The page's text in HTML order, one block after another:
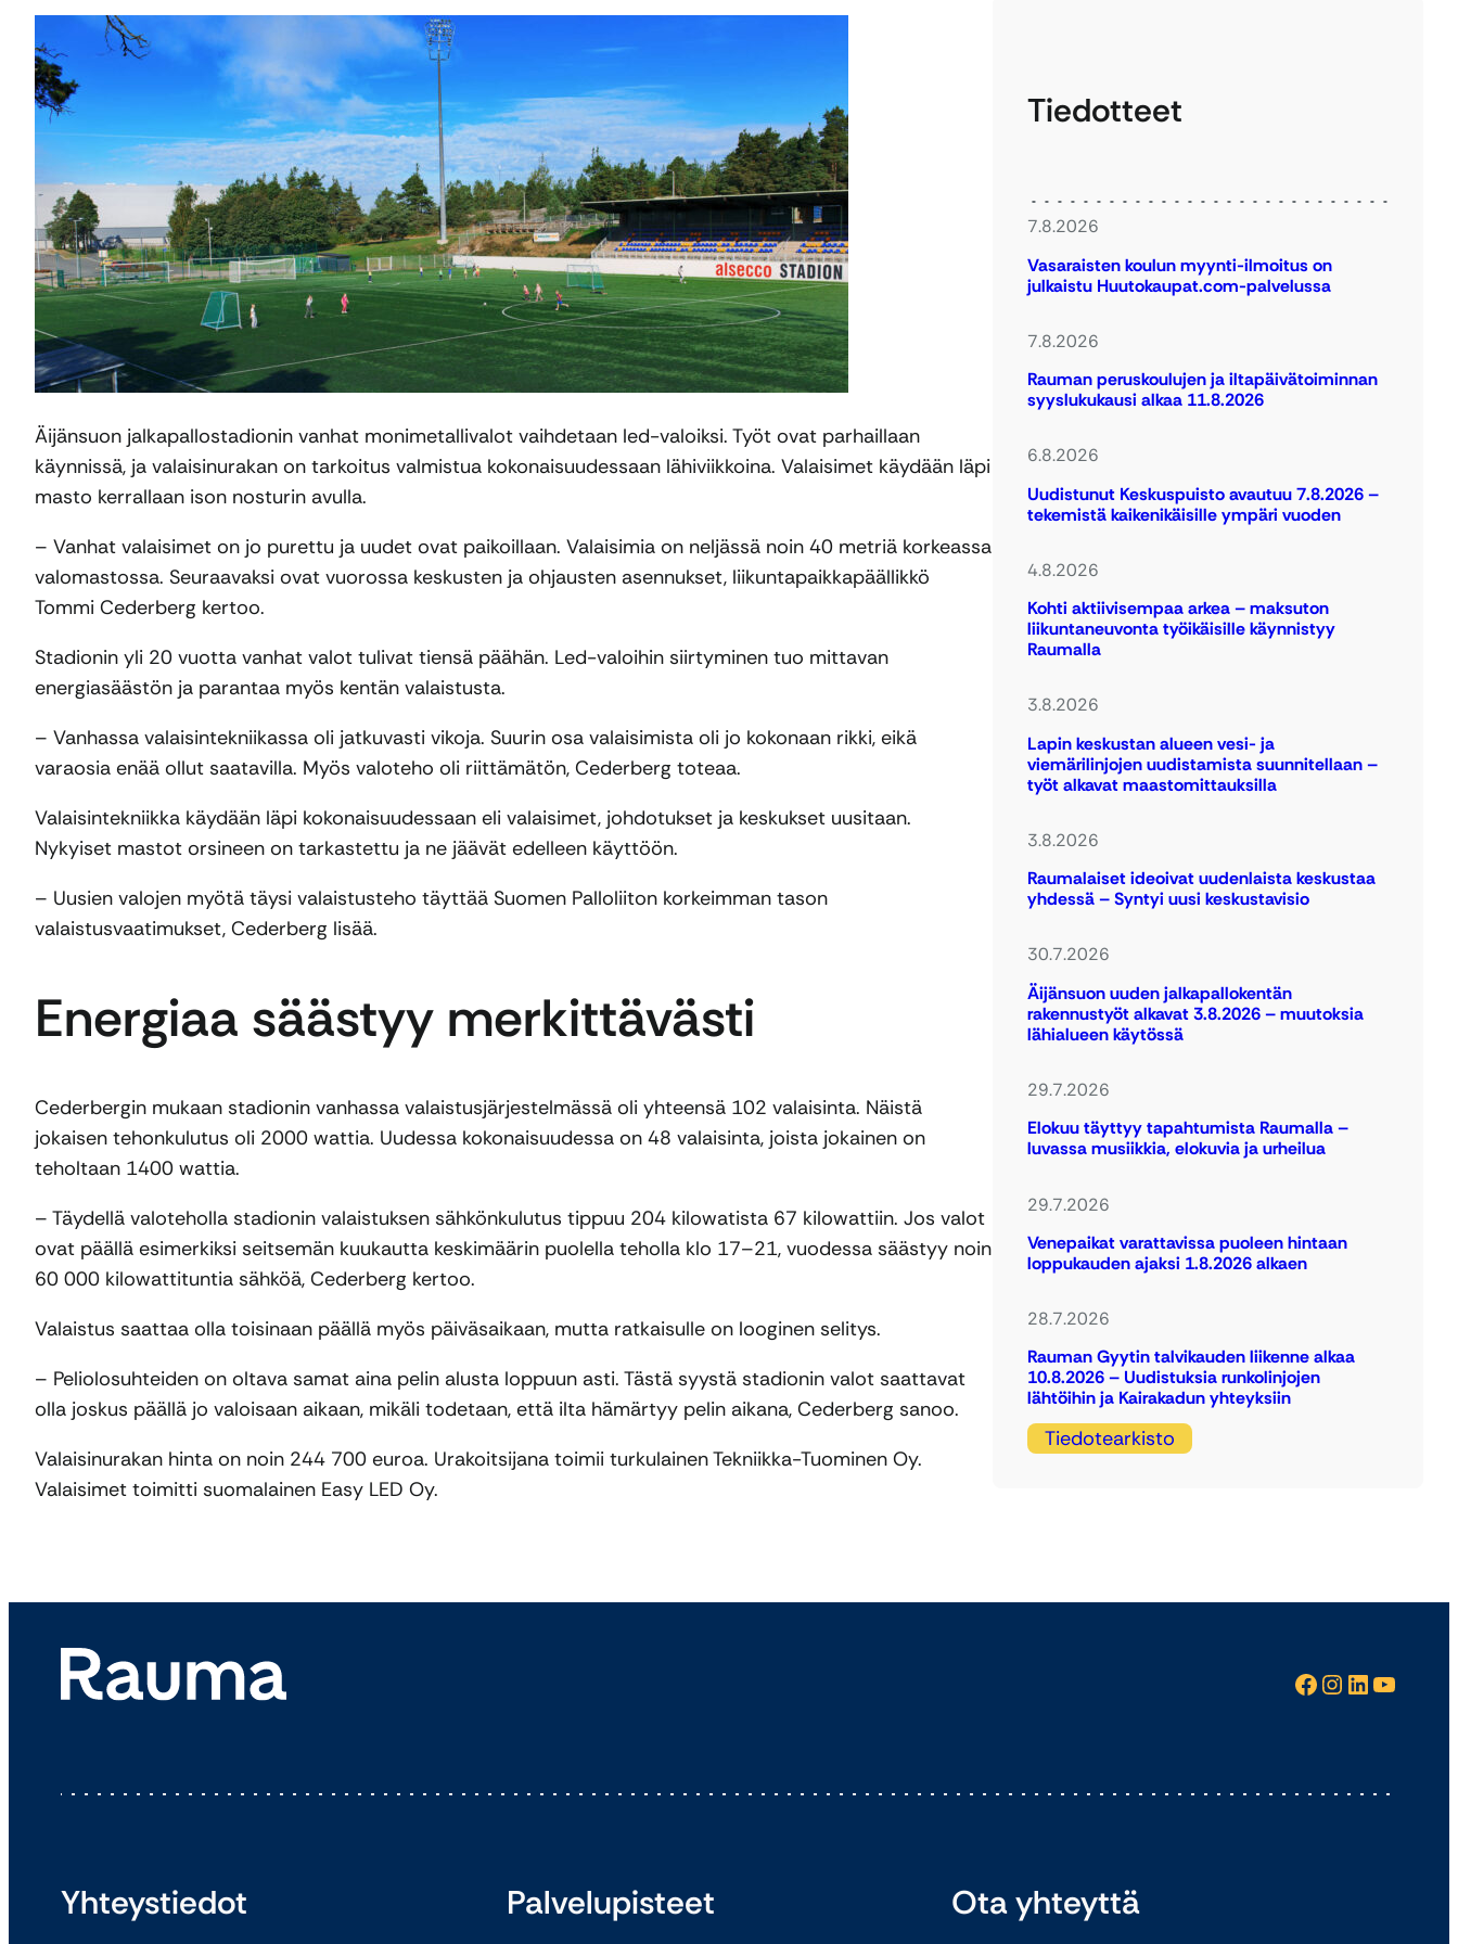
Äijänsuon jalkapallostadionin vanhat monimetallivalot vaihdetaan led-valoiksi. Työt ovat parhaillaan
käynnissä, ja valaisinurakan on tarkoitus valmistua kokonaisuudessaan lähiviikkoina. Valaisimet käydään läpi
masto kerrallaan ison nosturin avulla.
– Vanhat valaisimet on jo purettu ja uudet ovat paikoillaan. Valaisimia on neljässä noin 40 metriä korkeassa
valomastossa. Seuraavaksi ovat vuorossa keskusten ja ohjausten asennukset, liikuntapaikkapäällikkö
Tommi Cederberg kertoo.
Stadionin yli 20 vuotta vanhat valot tulivat tiensä päähän. Led-valoihin siirtyminen tuo mittavan
energiasäästön ja parantaa myös kentän valaistusta.
– Vanhassa valaisintekniikassa oli jatkuvasti vikoja. Suurin osa valaisimista oli jo kokonaan rikki, eikä
varaosia enää ollut saatavilla. Myös valoteho oli riittämätön, Cederberg toteaa.
Valaisintekniikka käydään läpi kokonaisuudessaan eli valaisimet, johdotukset ja keskukset uusitaan.
Nykyiset mastot orsineen on tarkastettu ja ne jäävät edelleen käyttöön.
– Uusien valojen myötä täysi valaistusteho täyttää Suomen Palloliiton korkeimman tason
valaistusvaatimukset, Cederberg lisää.
Energiaa säästyy merkittävästi
Cederbergin mukaan stadionin vanhassa valaistusjärjestelmässä oli yhteensä 102 valaisinta. Näistä
jokaisen tehonkulutus oli 2000 wattia. Uudessa kokonaisuudessa on 48 valaisinta, joista jokainen on
teholtaan 1400 wattia.
– Täydellä valoteholla stadionin valaistuksen sähkönkulutus tippuu 204 kilowatista 67 kilowattiin. Jos valot
ovat päällä esimerkiksi seitsemän kuukautta keskimäärin puolella teholla klo 17–21, vuodessa säästyy noin
60 000 kilowattituntia sähköä, Cederberg kertoo.
Valaistus saattaa olla toisinaan päällä myös päiväsaikaan, mutta ratkaisulle on looginen selitys.
– Peliolosuhteiden on oltava samat aina pelin alusta loppuun asti. Tästä syystä stadionin valot saattavat
olla joskus päällä jo valoisaan aikaan, mikäli todetaan, että ilta hämärtyy pelin aikana, Cederberg sanoo.
Valaisinurakan hinta on noin 244 700 euroa. Urakoitsijana toimii turkulainen Tekniikka-Tuominen Oy.
Valaisimet toimitti suomalainen Easy LED Oy.
Tiedotteet
7.8.2026
Vasaraisten koulun myynti-ilmoitus on
julkaistu Huutokaupat.com-palvelussa
7.8.2026
Rauman peruskoulujen ja iltapäivätoiminnan
syyslukukausi alkaa 11.8.2026
6.8.2026
Uudistunut Keskuspuisto avautuu 7.8.2026 –
tekemistä kaikenikäisille ympäri vuoden
4.8.2026
Kohti aktiivisempaa arkea – maksuton
liikuntaneuvonta työikäisille käynnistyy
Raumalla
3.8.2026
Lapin keskustan alueen vesi- ja
viemärilinjojen uudistamista suunnitellaan –
työt alkavat maastomittauksilla
3.8.2026
Raumalaiset ideoivat uudenlaista keskustaa
yhdessä – Syntyi uusi keskustavisio
30.7.2026
Äijänsuon uuden jalkapallokentän
rakennustyöt alkavat 3.8.2026 – muutoksia
lähialueen käytössä
29.7.2026
Elokuu täyttyy tapahtumista Raumalla –
luvassa musiikkia, elokuvia ja urheilua
29.7.2026
Venepaikat varattavissa puoleen hintaan
loppukauden ajaksi 1.8.2026 alkaen
28.7.2026
Rauman Gyytin talvikauden liikenne alkaa
10.8.2026 – Uudistuksia runkolinjojen
lähtöihin ja Kairakadun yhteyksiin
Tiedotearkisto
Facebook InstagramLinkedIn YouTube
Yhteystiedot Palvelupisteet Ota yhteyttä